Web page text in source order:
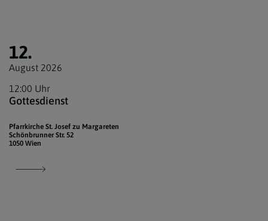
12.
August 2026
12:00 Uhr
Gottesdienst
Pfarrkirche St. Josef zu Margareten
Schönbrunner Str. 52
1050 Wien